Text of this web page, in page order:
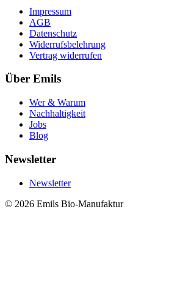
Impressum
AGB
Datenschutz
Widerrufsbelehrung
Vertrag widerrufen
Über Emils
Wer & Warum
Nachhaltigkeit
Jobs
Blog
Newsletter
Newsletter
© 2026 Emils Bio-Manufaktur